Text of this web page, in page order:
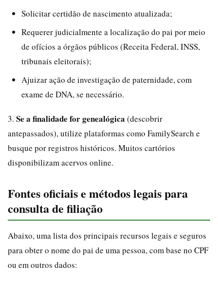
Solicitar certidão de nascimento atualizada;
Requerer judicialmente a localização do pai por meio
de ofícios a órgãos públicos (Receita Federal, INSS,
tribunais eleitorais);
Ajuizar ação de investigação de paternidade, com
exame de DNA, se necessário.
3. Se a finalidade for genealógica (descobrir
antepassados), utilize plataformas como FamilySearch e
busque por registros históricos. Muitos cartórios
disponibilizam acervos online.
Fontes oficiais e métodos legais para
consulta de filiação
Abaixo, uma lista dos principais recursos legais e seguros
para obter o nome do pai de uma pessoa, com base no CPF
ou em outros dados: